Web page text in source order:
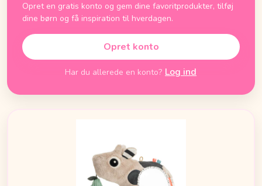
Opret en gratis konto og gem dine favoritprodukter, tilføj
dine børn og få inspiration til hverdagen.
Opret konto
Har du allerede en konto? Log ind